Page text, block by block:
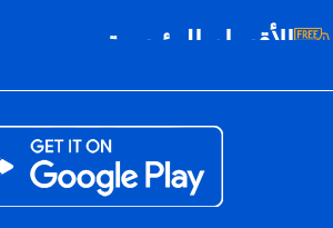
الأقسام الرئيسية